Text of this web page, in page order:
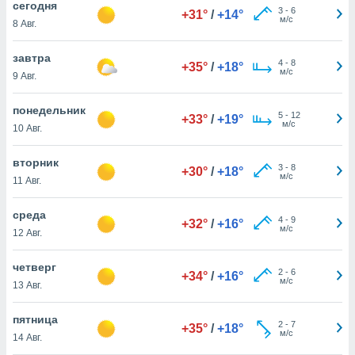
действия
рекламу
основе.
нашей
cookie
нашего
ВЫ
cегодня
8 Авг.
+31° / +14° 3- 6
м/с
завтра
9 Авг.
+35° / +18° 4- 8
м/с
понедельник
10 Авг.
+33° / +19° 5- 12
м/с
вторник
11 Авг.
+30° / +18° 3- 8
м/с
среда
12 Авг.
+32° / +16° 4- 9
м/с
четверг
13 Авг.
+34° / +16° 2- 6
м/с
пятница
14 Авг.
+35° / +18° 2- 7
м/с